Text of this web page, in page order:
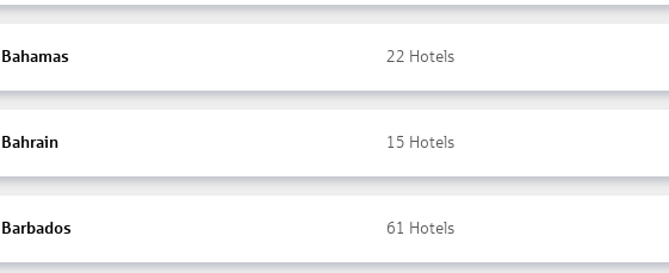
Bahamas 22 Hotels
Bahrain 15 Hotels
Barbados 61 Hotels